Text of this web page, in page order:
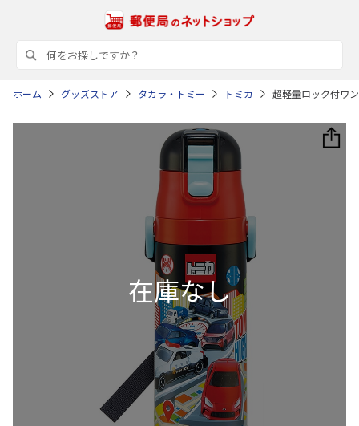
ホーム グッズストア タカラ・トミー トミカ 超軽量ロック付ワ